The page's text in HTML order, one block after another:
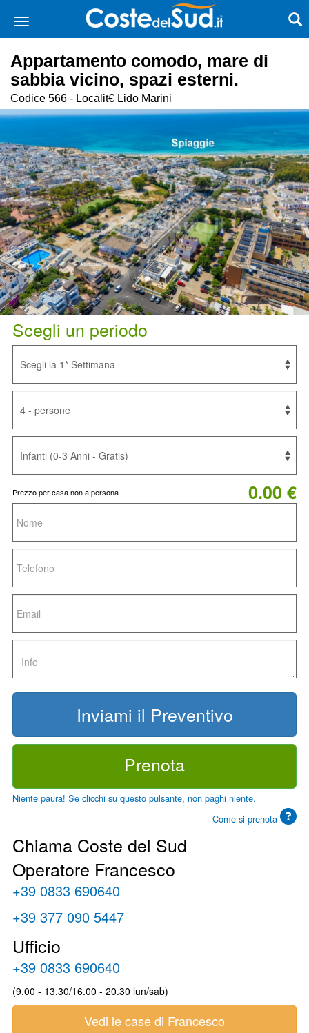
Appartamento comodo, mare di
sabbia vicino, spazi esterni.
Codice 566 - Localit€ Lido Marini
Scegli un periodo
Prezzo per casa non a persona 0.00 €
Prenota
Niente paura! Se clicchi su questo pulsante, non paghi niente.
Come si prenota
Chiama Coste del Sud
Operatore Francesco
+39 0833 690640
+39 377 090 5447
Ufficio
+39 0833 690640
(9.00 - 13.30/16.00 - 20.30 lun/sab)
Vedi le case di Francesco